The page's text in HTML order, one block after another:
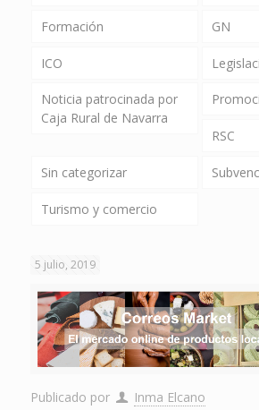
Formación GN
ICO
Noticia patrocinada por
Caja Rural de Navarra
RSC
Sin categorizar
Turismo y comercio
5 julio, 2019
Publicado por Inma Elcano